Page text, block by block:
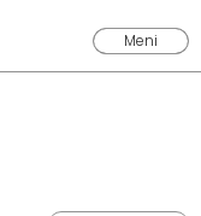
Meni